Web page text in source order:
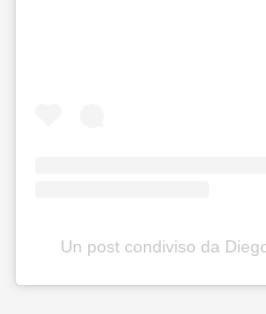
Un post condiviso da